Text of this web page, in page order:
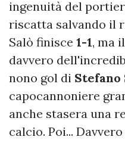
ingenuità del
riscatta salvando il
Salò finisce 1-1, ma
davvero
nono gol di Stefano
capocannoniere
anche stasera una
calcio. Poi...